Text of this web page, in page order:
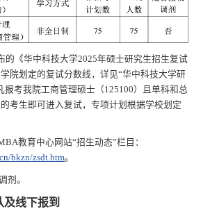
的《华中科技大学2025年硕士研究生招生复试
院划定的复试分数线，详见“华中科技大学研
报考我院工商管理硕士（125100）且单科和总
考生即可进入复试，专项计划根据学校划定
教育中心网站“招生动态”栏目：
bkzn/zsdt.htm。
剂。
线下报到